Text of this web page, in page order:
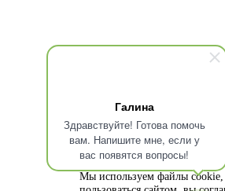
Галина
Здравствуйте! Готова помочь
вам. Напишите мне, если у
вас появятся вопросы!
Мы используем файлы cookie,